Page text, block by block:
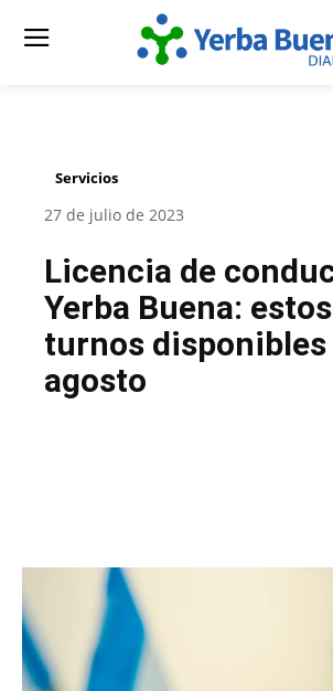
Servicios
27 de julio de 2023
Licencia de
Yerba Buena:
turnos disponibles
agosto